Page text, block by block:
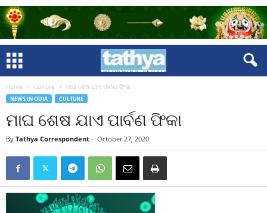
Home Culture ମାଘ ଶେଷ ଯାଏ ପାର୍ବଣ ଫିକା
NEWS IN ODIA CULTURE
ମାଘ ଶେଷ ଯାଏ ପାର୍ବଣ ଫିକା
By Tathya Correspondent - October 27, 2020